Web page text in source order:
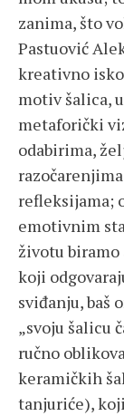
zanima, što
Pastuović
kreativno
motiv šalica,
metaforički
odabirima,
refleksijama;
emotivnim
životu
koji
sviđanju, baš
„svoju šalicu
ručno
keramičkih
tanjuriće),